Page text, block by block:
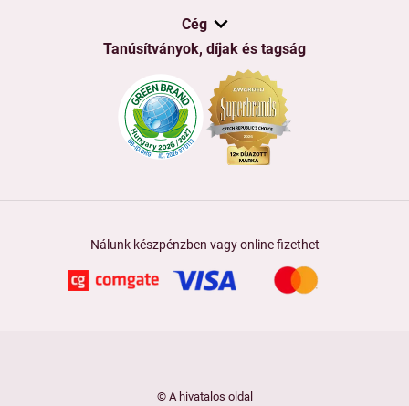
Cég
Tanúsítványok, díjak és tagság
Nálunk készpénzben vagy online fizethet
© A hivatalos oldal